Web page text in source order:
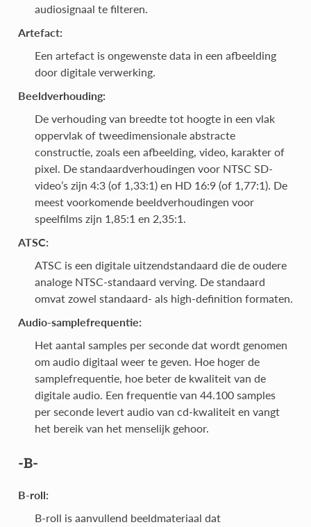
audiosignaal te filteren.
Artefact:
Een artefact is ongewenste data in een afbeelding
door digitale verwerking.
Beeldverhouding:
De verhouding van breedte tot hoogte in een vlak
oppervlak of tweedimensionale abstracte
constructie, zoals een afbeelding, video, karakter of
pixel. De standaardverhoudingen voor NTSC SD-
video’s zijn 4:3 (of 1,33:1) en HD 16:9 (of 1,77:1). De
meest voorkomende beeldverhoudingen voor
speelfilms zijn 1,85:1 en 2,35:1.
ATSC:
ATSC is een digitale uitzendstandaard die de oudere
analoge NTSC-standaard verving. De standaard
omvat zowel standaard- als high-definition formaten.
Audio-samplefrequentie:
Het aantal samples per seconde dat wordt genomen
om audio digitaal weer te geven. Hoe hoger de
samplefrequentie, hoe beter de kwaliteit van de
digitale audio. Een frequentie van 44.100 samples
per seconde levert audio van cd-kwaliteit en vangt
het bereik van het menselijk gehoor.
-B-
B-roll:
B-roll is aanvullend beeldmateriaal dat